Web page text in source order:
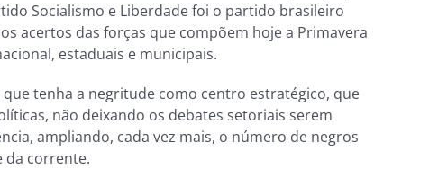
Socialismo e Liberdade foi o partido brasileiro
acertos das forças que compõem hoje a Primavera
estaduais e municipais.
tenha a negritude como centro estratégico, que
não deixando os debates setoriais serem
ampliando, cada vez mais, o número de negros
da corrente.